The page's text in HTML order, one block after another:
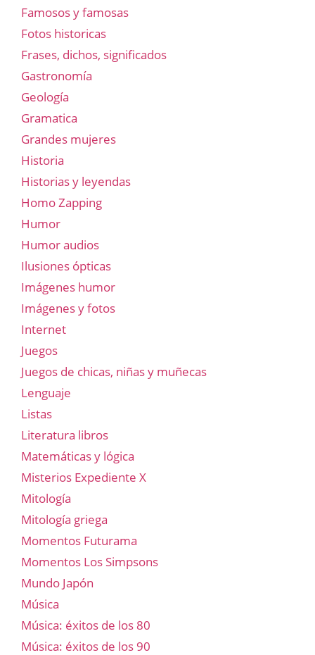
Famosos y famosas
Fotos historicas
Frases, dichos, significados
Gastronomía
Geología
Gramatica
Grandes mujeres
Historia
Historias y leyendas
Homo Zapping
Humor
Humor audios
Ilusiones ópticas
Imágenes humor
Imágenes y fotos
Internet
Juegos
Juegos de chicas, niñas y muñecas
Lenguaje
Listas
Literatura libros
Matemáticas y lógica
Misterios Expediente X
Mitología
Mitología griega
Momentos Futurama
Momentos Los Simpsons
Mundo Japón
Música
Música: éxitos de los 80
Música: éxitos de los 90